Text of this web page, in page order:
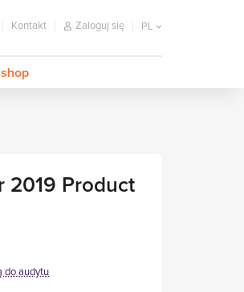
Kontakt Zaloguj się PL
2019 Product
do audytu